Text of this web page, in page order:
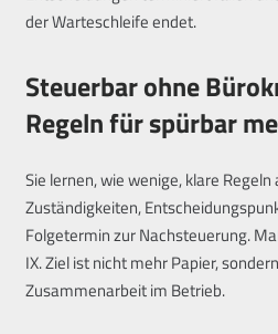
der Warteschleife endet.
Steuerbar ohne
Regeln für spürbar
Sie lernen, wie wenige, klare
Zuständigkeiten,
Folgetermin zur Nachsteuerung.
IX. Ziel ist nicht mehr Papier,
Zusammenarbeit im Betrieb.